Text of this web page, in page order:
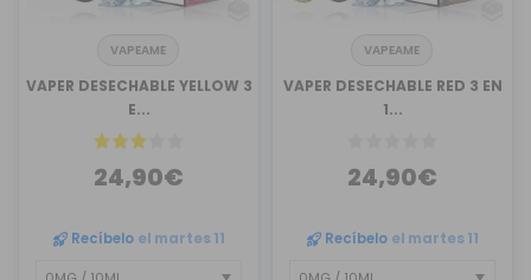
VAPEAME
VAPER DESECHABLE YELLOW 3
E...
24,90€
Recíbelo el martes 11
VAPEAME
VAPER DESECHABLE RED 3 EN
1...
24,90€
Recíbelo el martes 11